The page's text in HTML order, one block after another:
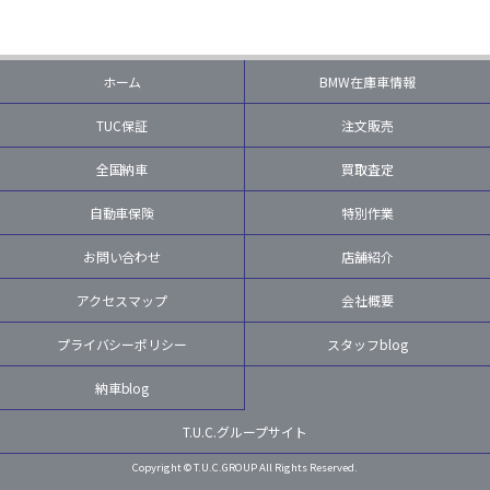
ホーム BMW在庫車情報
TUC保証 注文販売
全国納車 買取査定
自動車保険 特別作業
お問い合わせ 店舗紹介
アクセスマップ 会社概要
プライバシーポリシー スタッフblog
納車blog
T.U.C.グループサイト
Copyright © T.U.C.GROUP All Rights Reserved.